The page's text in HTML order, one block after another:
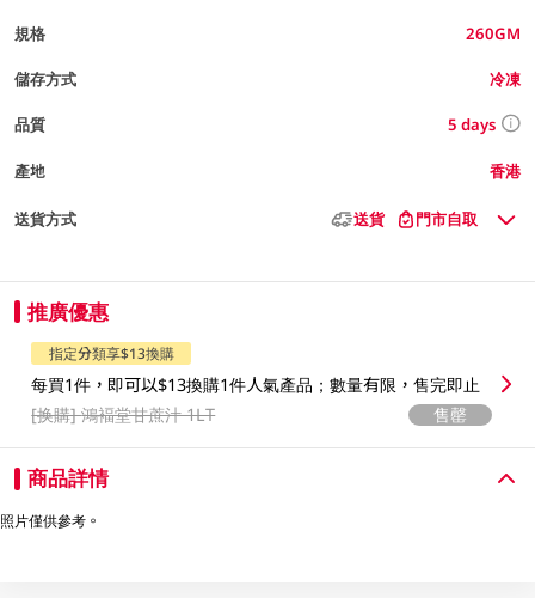
規格 260GM
儲存方式 冷凍
品質 5 days
產地 香港
送貨方式 送貨 門市自取
推廣優惠
指定分類享$13換購
每買1件，即可以$13換購1件人氣產品；數量有限，售完即止
[换購]鴻褔堂甘蔗汁 1LT 售罄
商品詳情
照片僅供參考。